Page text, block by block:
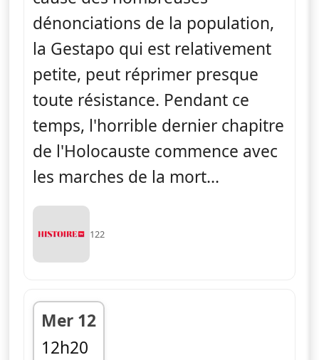
dénonciations de la population,
la Gestapo qui est relativement
petite, peut réprimer presque
toute résistance. Pendant ce
temps, l'horrible dernier chapitre
de l'Holocauste commence avec
les marches de la mort...
122
Mer 12
12h20